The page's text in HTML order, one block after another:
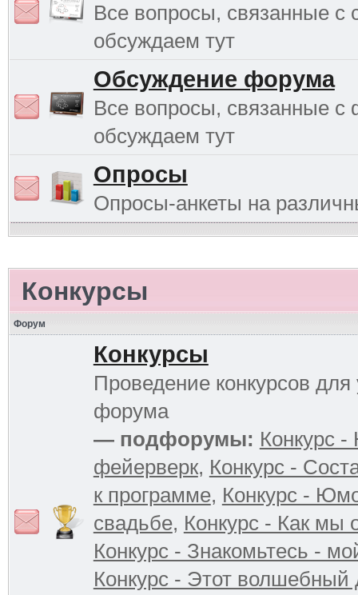
Все вопросы, связанные с
обсуждаем тут
Обсуждение форума
Все вопросы, связанные
обсуждаем тут
Опросы
Опросы-анкеты на
Конкурсы
Форум
Конкурсы
Проведение конкурсов для
форума
— подфорумы: Конкурс
фейерверк, Конкурс -
к программе, Конкурс -
свадьбе, Конкурс - Как мы
Конкурс - Знакомьтесь -
Конкурс - Этот волшебный